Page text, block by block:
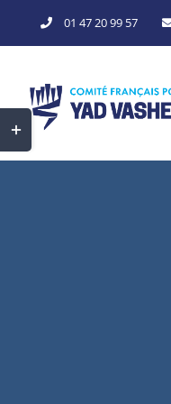
to
01 47 20 99 57
Toggle
Sliding